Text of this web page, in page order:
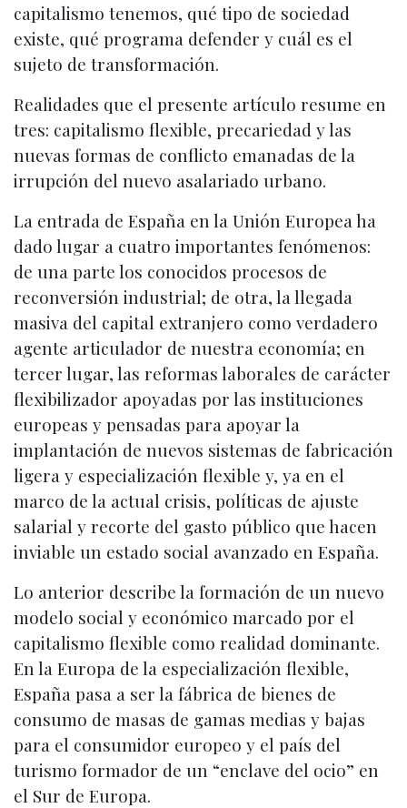
capitalismo tenemos, qué tipo de sociedad
existe, qué programa defender y cuál es el
sujeto de transformación.
Realidades que el presente artículo resume en
tres: capitalismo flexible, precariedad y las
nuevas formas de conflicto emanadas de la
irrupción del nuevo asalariado urbano.
La entrada de España en la Unión Europea ha
dado lugar a cuatro importantes fenómenos:
de una parte los conocidos procesos de
reconversión industrial; de otra, la llegada
masiva del capital extranjero como verdadero
agente articulador de nuestra economía; en
tercer lugar, las reformas laborales de carácter
flexibilizador apoyadas por las instituciones
europeas y pensadas para apoyar la
implantación de nuevos sistemas de fabricación
ligera y especialización flexible y, ya en el
marco de la actual crisis, políticas de ajuste
salarial y recorte del gasto público que hacen
inviable un estado social avanzado en España.
Lo anterior describe la formación de un nuevo
modelo social y económico marcado por el
capitalismo flexible como realidad dominante.
En la Europa de la especialización flexible,
España pasa a ser la fábrica de bienes de
consumo de masas de gamas medias y bajas
para el consumidor europeo y el país del
turismo formador de un “enclave del ocio” en
el Sur de Europa.